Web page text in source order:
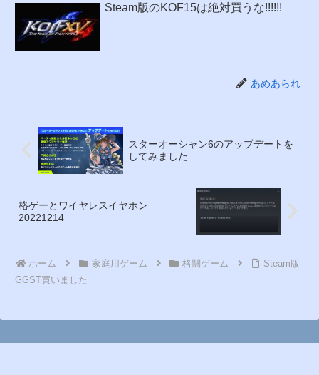
Steam版のKOF15は絶対買うな!!!!!!
あめあられ
スターオーシャン6のアップデートを
してみました
格ゲーとワイヤレスイヤホン
20221214
ホーム 家庭用ゲーム 格闘ゲーム
Steam版
GGST買いました